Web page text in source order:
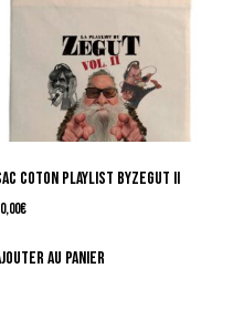
Coton Playlist byZegut II
€
au panier